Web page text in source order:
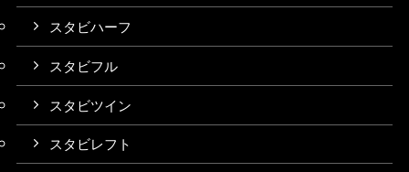
スタビハーフ
スタビフル
スタビツイン
スタビレフト